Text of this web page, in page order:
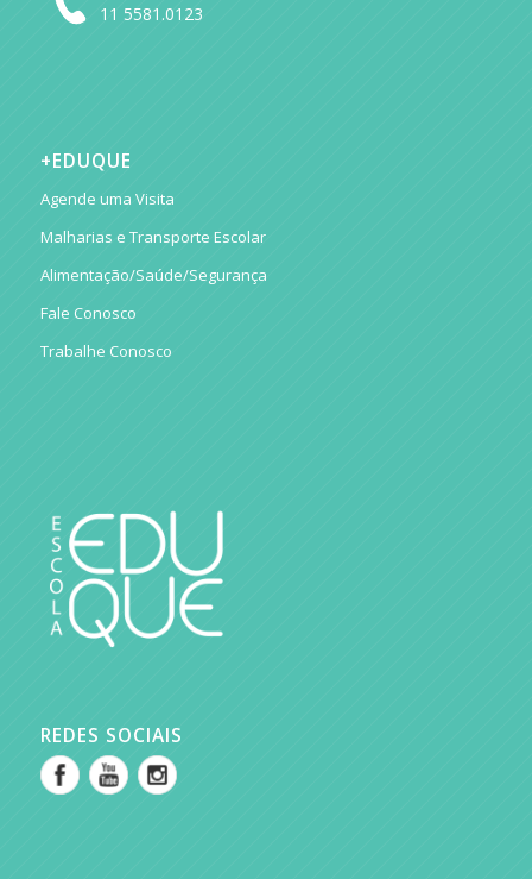
11 5581.0123
+EDUQUE
Agende uma Visita
Malharias e Transporte Escolar
Alimentação/Saúde/Segurança
Fale Conosco
Trabalhe Conosco
REDES SOCIAIS